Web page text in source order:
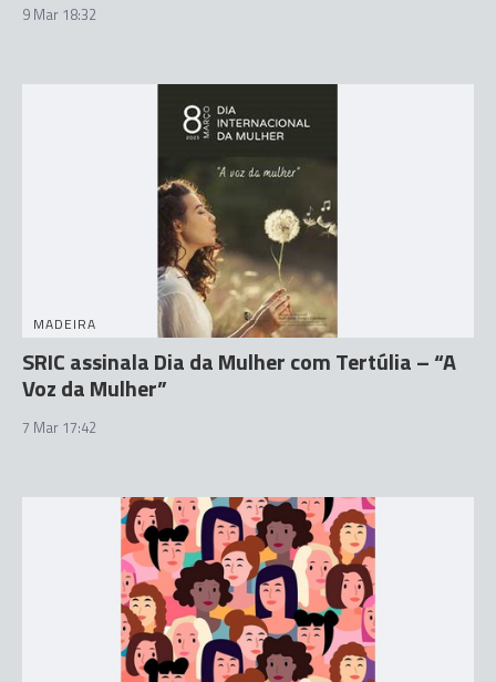
9 Mar 18:32
MADEIRA
SRIC assinala Dia da Mulher com Tertúlia – “A
Voz da Mulher”
7 Mar 17:42